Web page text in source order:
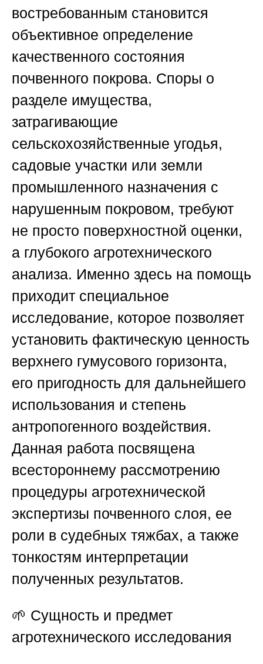
востребованным становится
объективное определение
качественного состояния
почвенного покрова. Споры о
разделе имущества,
затрагивающие
сельскохозяйственные угодья,
садовые участки или земли
промышленного назначения с
нарушенным покровом, требуют
не просто поверхностной оценки,
а глубокого агротехнического
анализа. Именно здесь на помощь
приходит специальное
исследование, которое позволяет
установить фактическую ценность
верхнего гумусового горизонта,
его пригодность для дальнейшего
использования и степень
антропогенного воздействия.
Данная работа посвящена
всестороннему рассмотрению
процедуры агротехнической
экспертизы почвенного слоя, ее
роли в судебных тяжбах, а также
тонкостям интерпретации
полученных результатов.
🌱 Сущность и предмет
агротехнического исследования